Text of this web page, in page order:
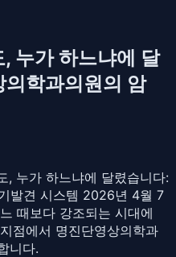
누가 하느냐에 달
학과의원의 암
, 누가 하느냐에 달렸습니다:
발견 시스템 2026년 4월 7
때보다 강조되는 시대에
점에서 명진단영상의학과
니다.